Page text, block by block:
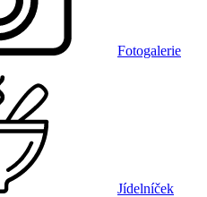
Fotogalerie
Jídelníček